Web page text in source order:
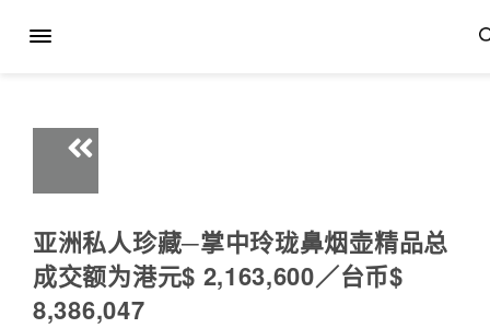
亚洲私人珍藏─掌中玲珑鼻烟壶精品总
成交额为港元$ 2,163,600／台币$
8,386,047